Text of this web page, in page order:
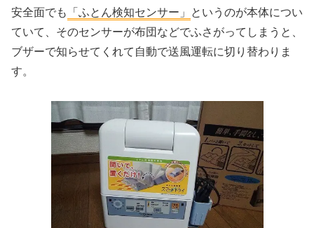
安全面でも 「ふとん検知センサー」
というのが本体につい
ていて、そのセンサーが布団などでふさがってしまうと、
ブザーで知らせてくれて自動で送風運転に切り替わりま
す。